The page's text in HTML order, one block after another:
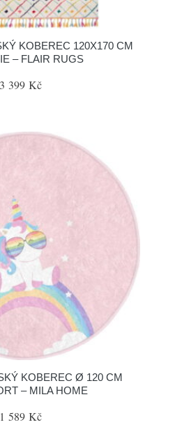
KOBEREC 120X170 CM
– FLAIR RUGS
3 399 Kč
KOBEREC Ø 120 CM
– MILA HOME
1 589 Kč